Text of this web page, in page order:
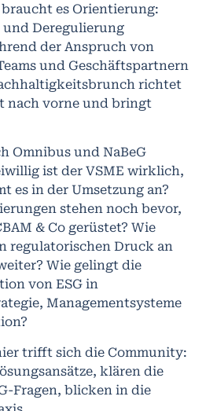
es Orientierung:
Deregulierung
der Anspruch von
und Geschäftspartnern
richtet
nach vorne und bringt
Omnibus und NaBeG
ist der VSME wirklich,
es in der Umsetzung an?
stehen noch bevor,
& Co gerüstet? Wie
regulatorischen Druck an
Wie gelingt die
von ESG in
Managementsysteme
trifft sich die Community:
klären die
Fragen, blicken in die